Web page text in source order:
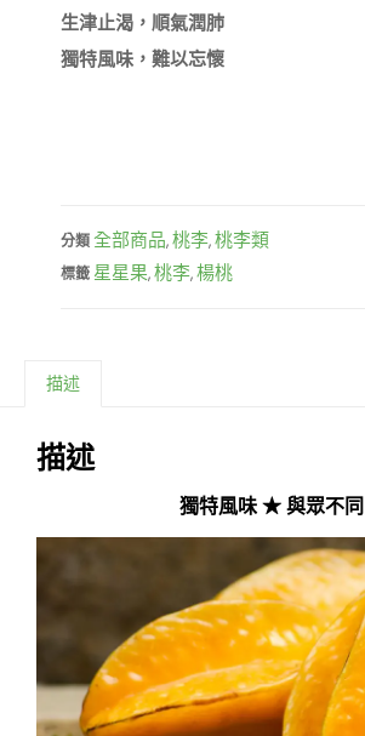
生津止渴，順氣潤肺
獨特風味，難以忘懷
分類全部商品,桃李,桃李類
標籤 星星果,桃李,楊桃
描述
描述
獨特風味 ★ 與眾不同